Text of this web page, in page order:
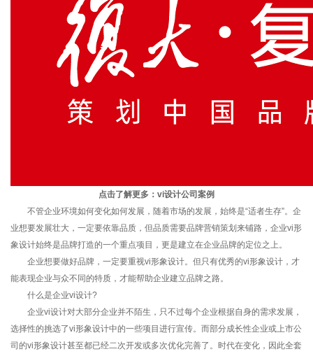
点击了解更多： vi设计公司案例
不管企业环境如何变化如何发展，随着市场的发展，始终是“适者生存”。企
业想要发展壮大，一定要依靠品质，但品质需要品牌营销策划来铺路，企业vi形
象设计始终是品牌打造的一个重点项目，更是建立在企业品牌的定位之上。
企业想要做好品牌，一定要重视vi形象设计。但只有优秀的vi形象设计，才
能表现企业与众不同的特质，才能帮助企业建立品牌之路。
什么是企业vi设计?
企业vi设计对大部分企业并不陌生，只不过每个企业根据自身的需求发展，
选择性的挑选了vi形象设计中的一些项目进行宣传。而部分成长性企业或上市公
司的vi形象设计甚至都已经二次开发或多次优化完善了。时代在变化，因此全套